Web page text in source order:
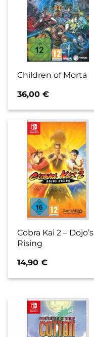
Children of Morta
36,00€
Cobra Kai 2 – Dojo’s
Rising
14,90€